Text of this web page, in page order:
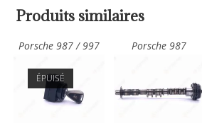
Produits similaires
Porsche 987 / 997
ÉPUISÉ
Porsche 987